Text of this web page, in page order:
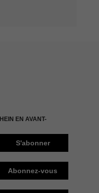
EN AVANT-
S'abonner
Abonnez-vous